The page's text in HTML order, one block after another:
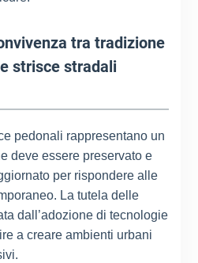
tra tradizione
strisce stradali
pedonali rappresentano un
deve essere preservato e
per rispondere alle
La tutela delle
dall’adozione di tecnologie
a creare ambienti urbani